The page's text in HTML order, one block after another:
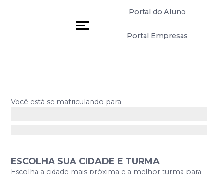
Portal do Aluno
Portal Empresas
Você está se matriculando para
ESCOLHA SUA CIDADE E TURMA
Escolha a cidade mais próxima e a melhor turma para